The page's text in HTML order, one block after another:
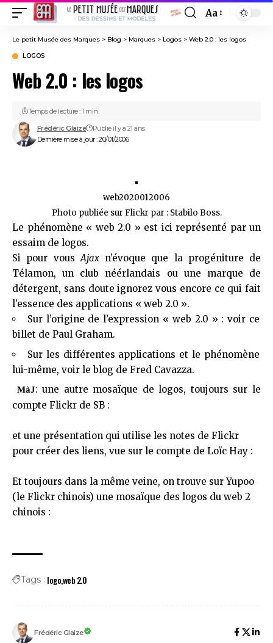
Font
Resizer
Aa
Le petit Musée des Marques > Blog > Marques > Logos > Web 2.0 : les logos
LOGOS
Web 2.0 : les logos
Dernière mise à jour : 20/01/2006
Frédéric Glaize Publié il y a 21 ans
Temps de lecture : 1 min.
web2020012006
Photo publiée sur Flickr par : Stabilo Boss.
Le phénomène « web 2.0 » est ici représenté par un
essaim de logos.
Si pour vousAjaxn’évoque que la progéniture de
Télamon, un club néérlandais ou une marque de
détergent, sans doute ignorez vous encore ce qui fait
l’essence des applications « web 2.0 ».
Sur l’origine de l’expression « web 2.0 » : voir ce
billet de Paul Graham.
Sur les différentes applications et le phénomène
lui-même, voir leblog de Fred Cavazza.
MàJ: une autre mosaïque de logos, toujours sur le
compte Flickr de SB :
et une présentation qui utilise les notes de Flickr
pour créer des liens, vue sur le compte de Loïc Hay :
Et toujours dans la même veine, on trouve sur Yupoo
(le Flickr chinois) une mosaïque des logos du web 2
chinois :
Tags : logoweb 2.0
Frédéric Glaize